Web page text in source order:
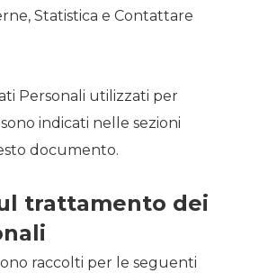
Statistica e Contattare
Personali utilizzati per
indicati nelle sezioni
documento.
trattamento dei
raccolti per le seguenti